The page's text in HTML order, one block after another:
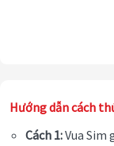
Hướng dẫn cách
Cách 1:Vua Sim